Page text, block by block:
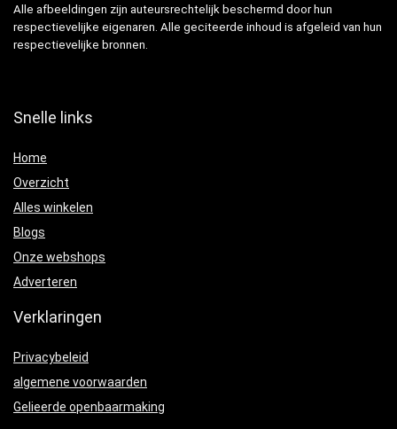
Alle afbeeldingen zijn auteursrechtelijk beschermd door hun
respectievelijke eigenaren. Alle geciteerde inhoud is afgeleid van hun
respectievelijke bronnen.
Snelle links
Home
Overzicht
Alles winkelen
Blogs
Onze webshops
Adverteren
Verklaringen
Privacybeleid
algemene voorwaarden
Gelieerde openbaarmaking